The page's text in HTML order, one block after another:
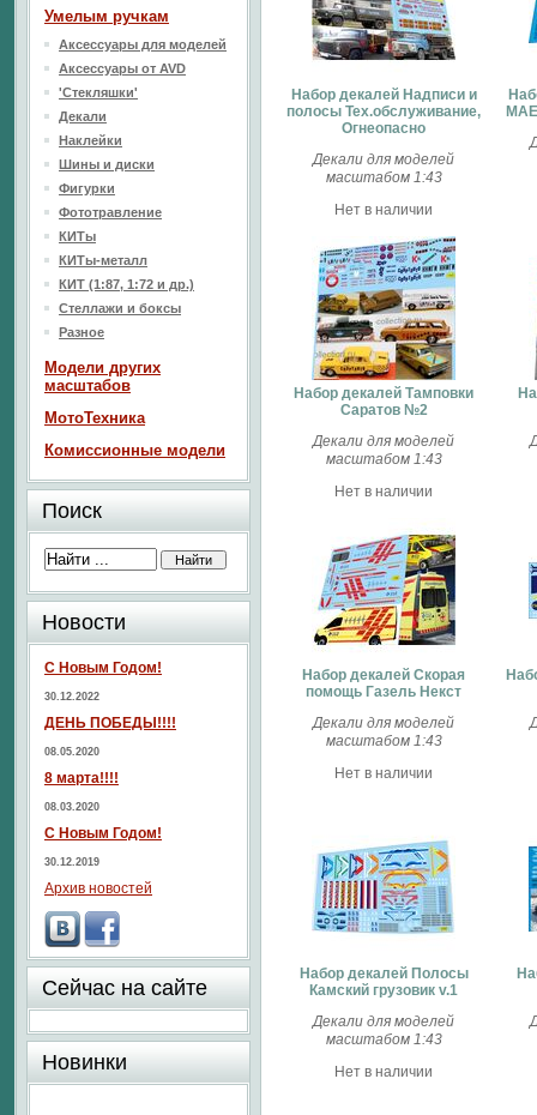
Набор декалей Надписи и
полосы Тех.обслуживание,
Огнеопасно
Декали для моделей
масштабом 1:43
Нет в наличии
Набор декалей Тамповки
Саратов №2
Декали для моделей
масштабом 1:43
Нет в наличии
Набор декалей Скорая
помощь Газель Некст
Декали для моделей
масштабом 1:43
Нет в наличии
Набор декалей Полосы
Камский грузовик v.1
Декали для моделей
масштабом 1:43
Нет в наличии
Умелым ручкам
Аксессуары для моделей
Аксессуары от AVD
'Стекляшки'
Декали
Наклейки
Шины и диски
Фигурки
Фототравление
КИТы
КИТы-металл
КИТ (1:87, 1:72 и др.)
Стеллажи и боксы
Разное
Модели других
масштабов
МотоТехника
Комиссионные модели
Поиск
Новости
С Новым Годом!
30.12.2022
ДЕНЬ ПОБЕДЫ!!!!
08.05.2020
8 марта!!!!
08.03.2020
С Новым Годом!
30.12.2019
Архив новостей
Сейчас на сайте
Новинки